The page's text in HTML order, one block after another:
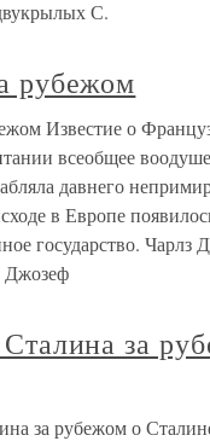
С.
рубежом
Известие о
всеобщее
давнего
в Европе
государство. Чарлз
Джозеф
за
за рубежом о